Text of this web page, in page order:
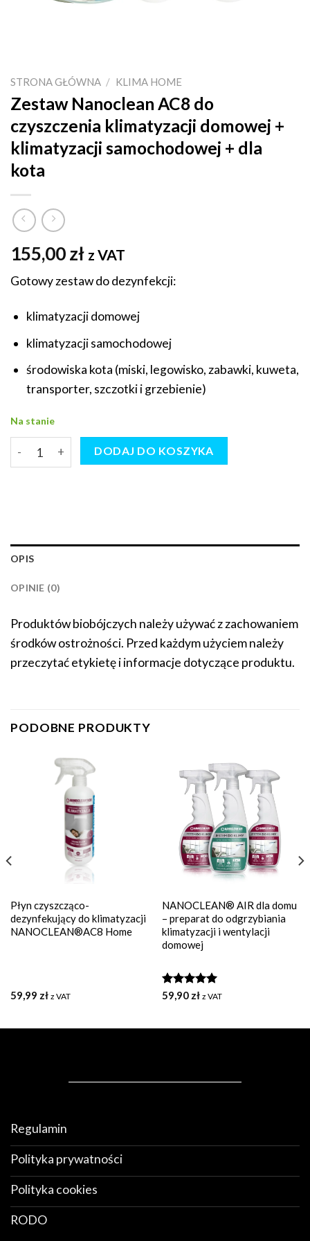
STRONA GŁÓWNA / KLIMA HOME
Zestaw Nanoclean AC8 do
czyszczenia klimatyzacji domowej +
klimatyzacji samochodowej + dla
kota
155,00zł z VAT
Gotowy zestaw do dezynfekcji:
klimatyzacji domowej
klimatyzacji samochodowej
środowiska kota (miski, legowisko, zabawki, kuweta,
transporter, szczotki i grzebienie)
Na stanie
ilość Zestaw Nanoclean AC8 do czyszczenia klimatyzacji
DODAJ DO KOSZYKA
OPIS
OPINIE (0)
Produktów biobójczych należy używać z zachowaniem
środków ostrożności. Przed każdym użyciem należy
przeczytać etykietę i informacje dotyczące produktu.
PODOBNE PRODUKTY
Płyn czyszcząco-
dezynfekujący do klimatyzacji
NANOCLEAN®AC8 Home
59,99 zł z VAT
NANOCLEAN® AIR dla domu
– preparat do odgrzybiania
klimatyzacji i wentylacji
domowej
Oceniono
59,90 zł z VAT
Regulamin
Polityka prywatności
Polityka cookies
RODO